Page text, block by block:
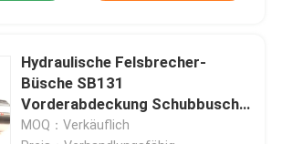
Hydraulische Felsbrecher-
Büsche SB131
Vorderabdeckung Schubbusche
DS10B
MOQ：Verkäuflich